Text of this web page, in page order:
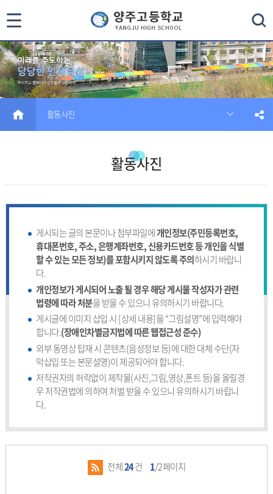
검색
통
합
검
닫
기
HOME 활동사진
활동사진
게시되는 글의 본문이나 첨부파일에개인정보(주민등록번호,
휴대폰번호, 주소, 은행계좌번호, 신용카드번호 등 개인을 식별
할 수 있는 모든 정보)를 포함시키지 않도록 주의하시기 바랍니
다.
개인정보가 게시되어 노출 될 경우 해당 게시물 작성자가 관련
법령에 따라 처분을 받을 수 있으니 유의하시기 바랍니다.
게시글에 이미지 삽입 시 [상세 내용]을 “그림설명”에 입력해야
합니다.(장애인차별금지법에 따른 웹접근성 준수)
외부 동영상 탑재 시 콘텐츠(음성정보 등)에 대한 대체 수단(자
막삽입 또는 본문설명)이 제공되어야 합니다.
저작권자의 허락없이 제작물(사진,그림,영상,폰트 등)을 올릴경
우 저작권법에 의하여 처벌 받을 수 있으니 유의하시기 바랍니
다.
전체24건 1/2페이지